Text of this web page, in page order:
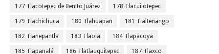
177 Tlacotepec de Benito Juárez 178 Tlacuilotepec
179 Tlachichuca 180 Tlahuapan 181 Tlaltenango
182 Tlanepantla 183 Tlaola 184 Tlapacoya
185 Tlapanalá 186 Tlatlauquitepec 187 Tlaxco